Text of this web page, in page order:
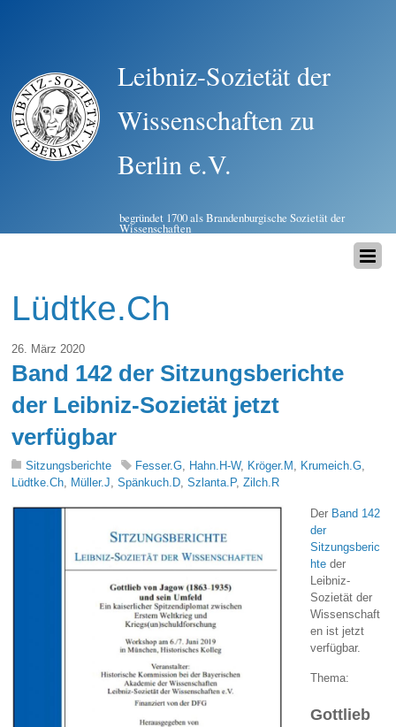
Leibniz-Sozietät der
Wissenschaften zu
Berlin e.V.
begründet 1700 als Brandenburgische Sozietät der
Wissenschaften
Lüdtke.Ch
26. März 2020
Band 142 der Sitzungsberichte
der Leibniz-Sozietät jetzt
verfügbar
Sitzungsberichte Fesser.G, Hahn.H-W, Kröger.M , Krumeich.G,
Lüdtke.Ch, Müller.J,Spänkuch.D,Szlanta.P,Zilch.R
Der Band 142
der
Sitzungsberic
hte der
Leibniz-
Sozietät der
Wissenschaft
en ist jetzt
verfügbar.
Thema:
Gottlieb